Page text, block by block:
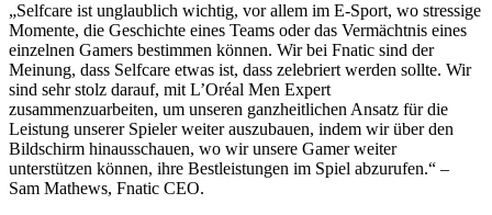
„Selfcare ist unglaublich wichtig, vor allem im E-Sport, wo stressige
Momente, die Geschichte eines Teams oder das Vermächtnis eines
einzelnen Gamers bestimmen können. Wir bei Fnatic sind der
Meinung, dass Selfcare etwas ist, dass zelebriert werden sollte. Wir
sind sehr stolz darauf, mit L’Oréal Men Expert
zusammenzuarbeiten, um unseren ganzheitlichen Ansatz für die
Leistung unserer Spieler weiter auszubauen, indem wir über den
Bildschirm hinausschauen, wo wir unsere Gamer weiter
unterstützen können, ihre Bestleistungen im Spiel abzurufen.“ –
Sam Mathews, Fnatic CEO.